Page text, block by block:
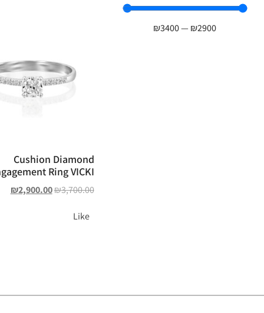
₪2900
—
₪3400
Cushion Diamond
Ring VICKI
₪3,700.00
₪2,900.00
Like